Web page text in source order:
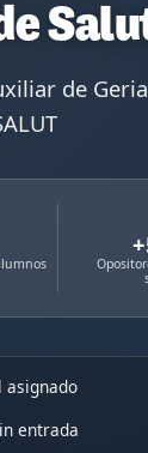
de
asignado
entrada